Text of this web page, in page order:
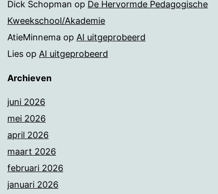
Dick Schopman op De Hervormde Pedagogische
Kweekschool/Akademie
AtieMinnema op AI uitgeprobeerd
Lies op AI uitgeprobeerd
Archieven
juni 2026
mei 2026
april 2026
maart 2026
februari 2026
januari 2026